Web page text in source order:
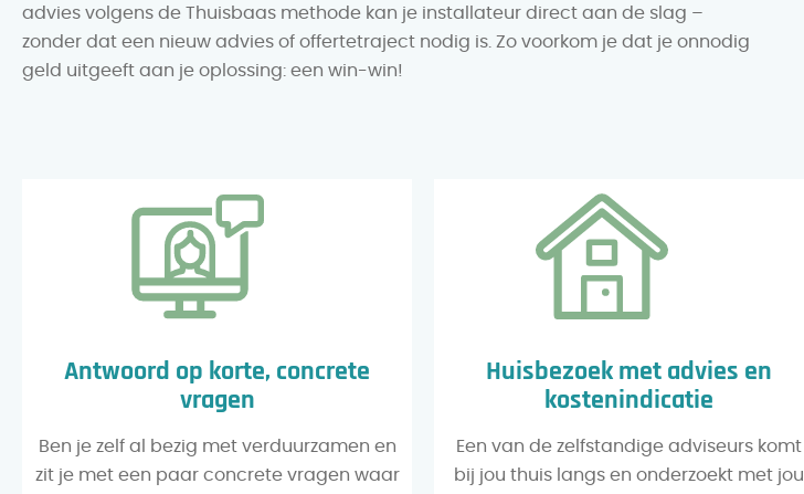
advies volgens de Thuisbaas methode kan je installateur direct aan de slag –
zonder dat een nieuw advies of offertetraject nodig is. Zo voorkom je dat je onnodig
geld uitgeeft aan je oplossing: een win-win!
Antwoord op korte, concrete
vragen
Ben je zelf al bezig met verduurzamen en
zit je met een paar concrete vragen waar
Huisbezoek met advies en
kostenindicatie
Een van de zelfstandige adviseurs komt
bij jou thuis langs en onderzoekt met jou